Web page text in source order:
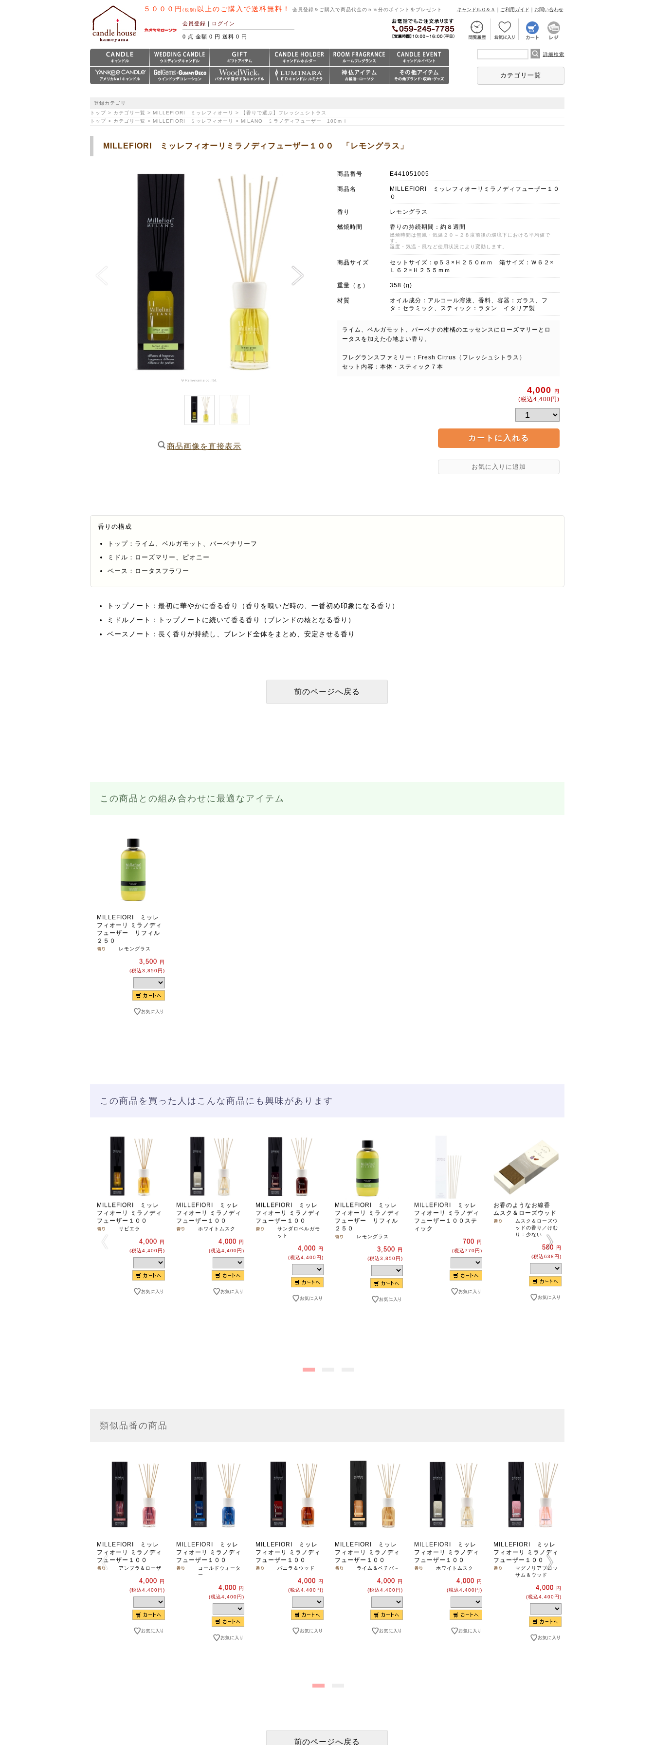
５０００円 (税別) 以上のご購入で送料無料！ 会員登録＆ご購入で商品代金の５％分のポイントをプレゼント キャンドルＱ＆Ａ ｜ ご利用ガイド ｜ お問い合わせ
会員登録 ｜ ログイン
0 点 金額 0 円 送料 0 円
詳細検索
カテゴリ一覧
登録カテゴリ
トップ > カテゴリ一覧 > MILLEFIORI ミッレフィオーリ > 【香りで選ぶ】フレッシュシトラス
トップ > カテゴリ一覧 > MILLEFIORI ミッレフィオーリ > MILANO ミラノディフューザー 100ｍｌ
MILLEFIORI ミッレフィオーリミラノディフューザー１００ 「レモングラス」
商品画像を直接表示
商品番号 E441051005
商品名
MILLEFIORI ミッレフィオーリミラノディフューザー１０
０
香り レモングラス
燃焼時間 香りの持続期間：約８週間
燃焼時間は無風・気温２０～２８度前後の環境下における平均値で
す。
湿度・気温・風など使用状況により変動します。
商品サイズ
セットサイズ：φ５３×Ｈ２５０ｍｍ 箱サイズ：Ｗ６２×
Ｌ６２×Ｈ２５５ｍｍ
重量（ｇ） 358 (g)
材質
オイル成分：アルコール溶液、香料、容器：ガラス、フ
タ：セラミック、スティック：ラタン イタリア製
ライム、ベルガモット、バーベナの柑橘のエッセンスにローズマリーとロ
ータスを加えた心地よい香り。
フレグランスファミリー：Fresh Citrus（フレッシュシトラス）
セット内容：本体・スティック７本
4,000 円
(税込4,400円)
香りの構成
トップ：ライム、ベルガモット、バーベナリーフ
ミドル：ローズマリー、ピオニー
ベース：ロータスフラワー
トップノート：最初に華やかに香る香り（香りを嗅いだ時の、一番初め印象になる香り）
ミドルノート：トップノートに続いて香る香り（ブレンドの核となる香り）
ベースノート：長く香りが持続し、ブレンド全体をまとめ、安定させる香り
この商品との組み合わせに最適なアイテム
MILLEFIORI ミッレ
フィオーリ ミラノディ
フューザー リフィル
２５０
レモングラス
3,500
円
(税込3,850円)
この商品を買った人はこんな商品にも興味があります
MILLEFIORI ミッレ
フィオーリ ミラノディ
フューザー１００
リビエラ
4,000
円
(税込4,400円)
MILLEFIORI ミッレ
フィオーリ ミラノディ
フューザー１００
ホワイトムスク
4,000
円
(税込4,400円)
MILLEFIORI ミッレ
フィオーリ ミラノディ
フューザー１００
サンダロベルガモ
ット
4,000
円
(税込4,400円)
MILLEFIORI ミッレ
フィオーリ ミラノディ
フューザー リフィル
２５０
レモングラス
3,500
円
(税込3,850円)
MILLEFIORI ミッレ
フィオーリ ミラノディ
フューザー１００ステ
ィック
700
円
(税込770円)
お香のようなお線香
ムスク＆ローズウッド
ムスク＆ローズウ
ッドの香り／けむ
り：少ない
580
円
(税込638円)
類似品番の商品
MILLEFIORI ミッレ
フィオーリ ミラノディ
フューザー１００
アンブラ＆ローザ
4,000
円
(税込4,400円)
MILLEFIORI ミッレ
フィオーリ ミラノディ
フューザー１００
コールドウォータ
ー
4,000
円
(税込4,400円)
MILLEFIORI ミッレ
フィオーリ ミラノディ
フューザー１００
バニラ＆ウッド
4,000
円
(税込4,400円)
MILLEFIORI ミッレ
フィオーリ ミラノディ
フューザー１００
ライム＆ベチバ－
4,000
円
(税込4,400円)
MILLEFIORI ミッレ
フィオーリ ミラノディ
フューザー１００
ホワイトムスク
4,000
円
(税込4,400円)
MILLEFIORI ミッレ
フィオーリ ミラノディ
フューザー１００
マグノリアブロッ
サム＆ウッド
4,000
円
(税込4,400円)